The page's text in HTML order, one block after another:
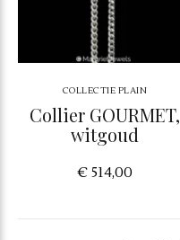
COLLECTIE PLAIN
Collier GOURMET,
witgoud
€ 514,00